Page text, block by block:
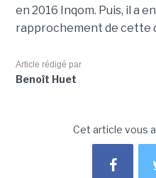
en 2016 Inqom. Puis, il a
rapprochement de cette
Article rédigé par
Benoît Huet
Cet article vous